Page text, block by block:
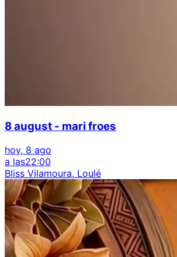
8 august - mari froes
hoy, 8 ago
a las22:00
Bliss Vilamoura, Loulé